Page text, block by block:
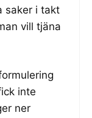
saker i takt
vill tjäna
inte
ner